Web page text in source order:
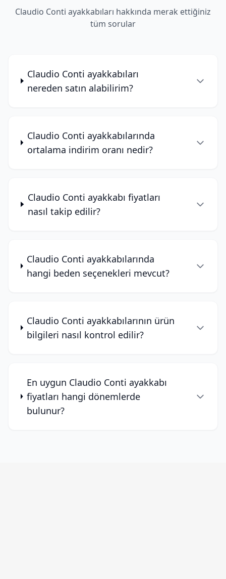
Claudio Conti ayakkabıları hakkında merak ettiğiniz
tüm sorular
Claudio Conti ayakkabıları
nereden satın alabilirim?
Claudio Conti ayakkabılarında
ortalama indirim oranı nedir?
Claudio Conti ayakkabı fiyatları
nasıl takip edilir?
Claudio Conti ayakkabılarında
hangi beden seçenekleri mevcut?
Claudio Conti ayakkabılarının ürün
bilgileri nasıl kontrol edilir?
En uygun Claudio Conti ayakkabı
fiyatları hangi dönemlerde
bulunur?